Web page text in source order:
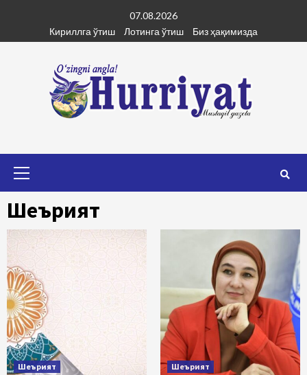
content
07.08.2026
Кириллга ўтиш
Лотинга ўтиш Биз ҳақимизда
Шеърият
Шеърият Шеърият